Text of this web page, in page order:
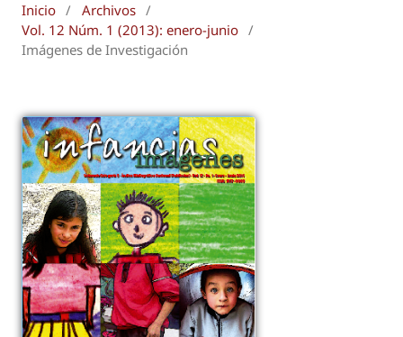
Inicio / Archivos /
Vol. 12 Núm. 1 (2013): enero-junio /
Imágenes de Investigación